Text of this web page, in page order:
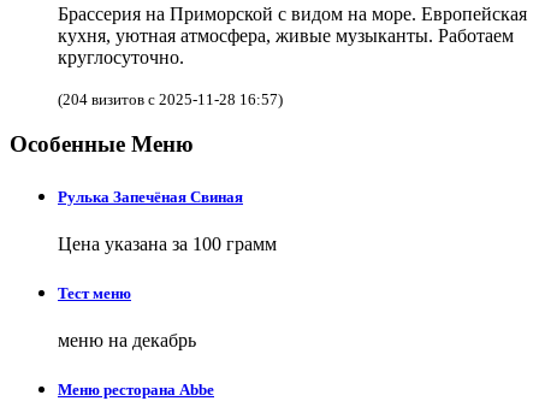
Брассерия на Приморской с видом на море. Европейская
кухня, уютная атмосфера, живые музыканты. Работаем
круглосуточно.
(204 визитов с 2025-11-28 16:57)
Особенные Меню
Рулька Запечёная Свиная
Цена указана за 100 грамм
Тест меню
меню на декабрь
Меню ресторана Abbe